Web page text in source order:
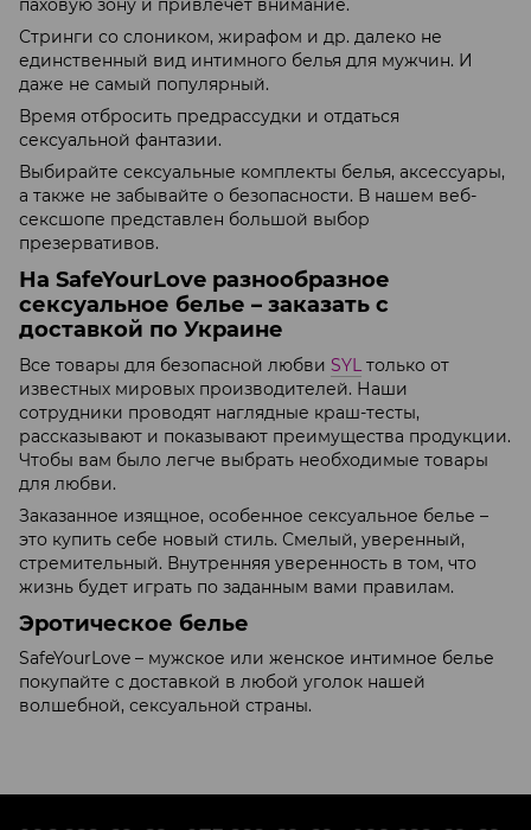
паховую зону и привлечет внимание.
Стринги со слоником, жирафом и др. далеко не
единственный вид интимного белья для мужчин. И
даже не самый популярный.
Время отбросить предрассудки и отдаться
сексуальной фантазии.
Выбирайте сексуальные комплекты белья, аксессуары,
а также не забывайте о безопасности. В нашем веб-
сексшопе представлен большой выбор
презервативов.
На SafeYourLove разнообразное
сексуальное белье – заказать с
доставкой по Украине
Все товары для безопасной любви SYL только от
известных мировых производителей. Наши
сотрудники проводят наглядные краш-тесты,
рассказывают и показывают преимущества продукции.
Чтобы вам было легче выбрать необходимые товары
для любви.
Заказанное изящное, особенное сексуальное белье –
это купить себе новый стиль. Смелый, уверенный,
стремительный. Внутренняя уверенность в том, что
жизнь будет играть по заданным вами правилам.
Эротическое белье
SafeYourLove – мужское или женское интимное белье
покупайте с доставкой в любой уголок нашей
волшебной, сексуальной страны.